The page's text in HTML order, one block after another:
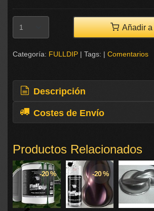
Añadir a
Categoría: FULLDIP | Tags: | Comentarios
Descripción
Costes de Envío
Productos Relacionados
-20 % -20 %